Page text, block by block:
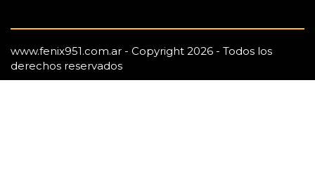
www.fenix951.com.ar - Copyright 2026 - Todos los
derechos reservados